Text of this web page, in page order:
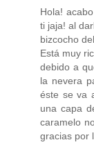
Hola!
ti jaja! al
bizcocho
Está muy
debido a
la nevera
éste se va
una capa
caramelo
gracias por